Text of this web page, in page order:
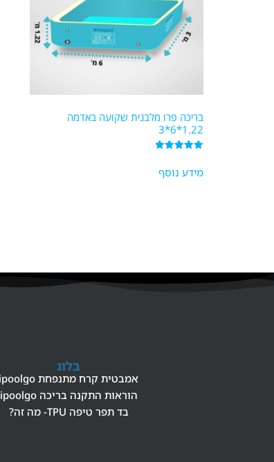
בריכה פרו מלבנית שקועה באדמה
1.22*6*3
מתוך 5
מידע נוסף
בלוג
אמבטית קרח מתנפחת ipoolgo
הוראות התקנה בריכה ipoolgo
בד תפר טיפה TPU- מה זה?